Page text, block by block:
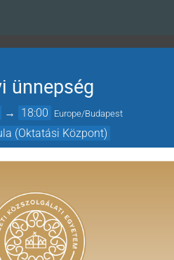
ünnepség
→ 18:00 Europe/Budapest
(Oktatási Központ)